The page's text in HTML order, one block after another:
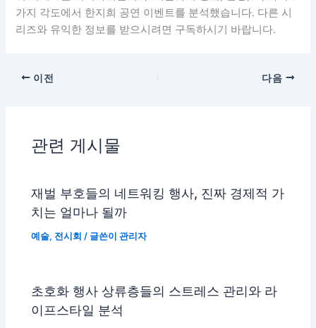
가지 각도에서 한지희 공연 이벤트를 분석했습니다. 다른 시
리즈와 유익한 정보를 받으시려면 구독하시기 바랍니다.
이전 다음
관련 게시물
재벌 부호들의 네트워킹 행사, 진짜 경제적 가
치는 얼마나 될까
예술, 전시회 / 글쓴이관리자
초호화 행사 상류층들의 스트레스 관리와 라
이프스타일 분석